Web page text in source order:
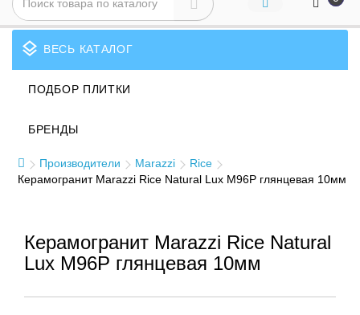
layers ВЕСЬ КАТАЛОГ
ПОДБОР ПЛИТКИ
БРЕНДЫ
Производители Marazzi
Rice
Керамогранит Marazzi Rice Natural Lux M96P глянцевая 10мм
Керамогранит Marazzi Rice Natural
Lux M96P глянцевая 10мм